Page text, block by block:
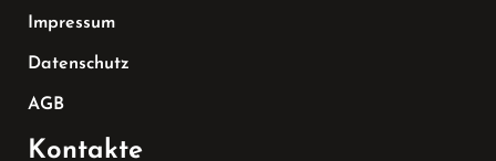
Impressum
Datenschutz
AGB
Kontakte